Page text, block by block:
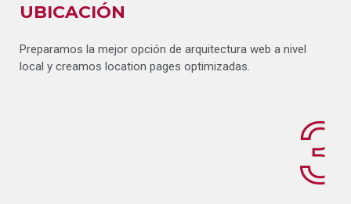
UBICACIÓN
Preparamos la mejor opción de arquitectura web a nivel
local y creamos location pages optimizadas.